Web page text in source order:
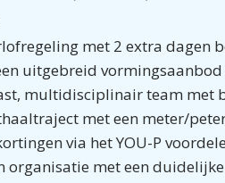
met 2 extra dagen
uitgebreid
multidisciplinair team met
met een meter/
via het YOU-P
organisatie met een